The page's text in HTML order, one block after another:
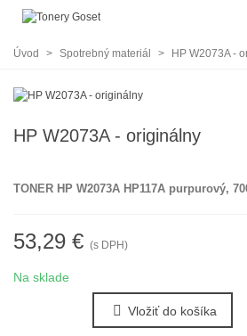
Úvod > Spotrebný materiál > HP W2073A -
HP W2073A - originálny
TONER HP W2073A HP117A purpurový,
53,29 € (s DPH)
Na sklade
Vložiť do košíka